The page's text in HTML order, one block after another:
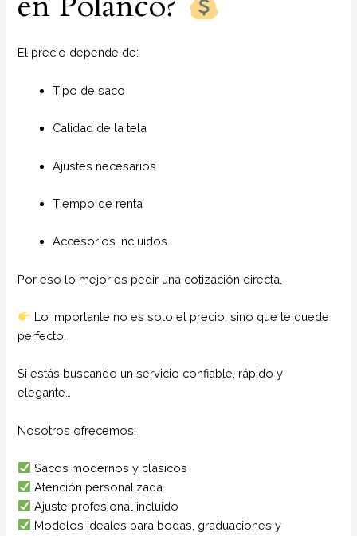
El precio depende de:
Tipo de saco
Calidad de la tela
Ajustes necesarios
Tiempo de renta
Accesorios incluidos
Por eso lo mejor es pedir una cotización directa.
Lo importante no es solo el precio, sino que te quede
perfecto.
Si estás buscando un servicio confiable, rápido y
elegante…
Nosotros ofrecemos:
Sacos modernos y clásicos
Atención personalizada
Ajuste profesional incluido
Modelos ideales para bodas, graduaciones y